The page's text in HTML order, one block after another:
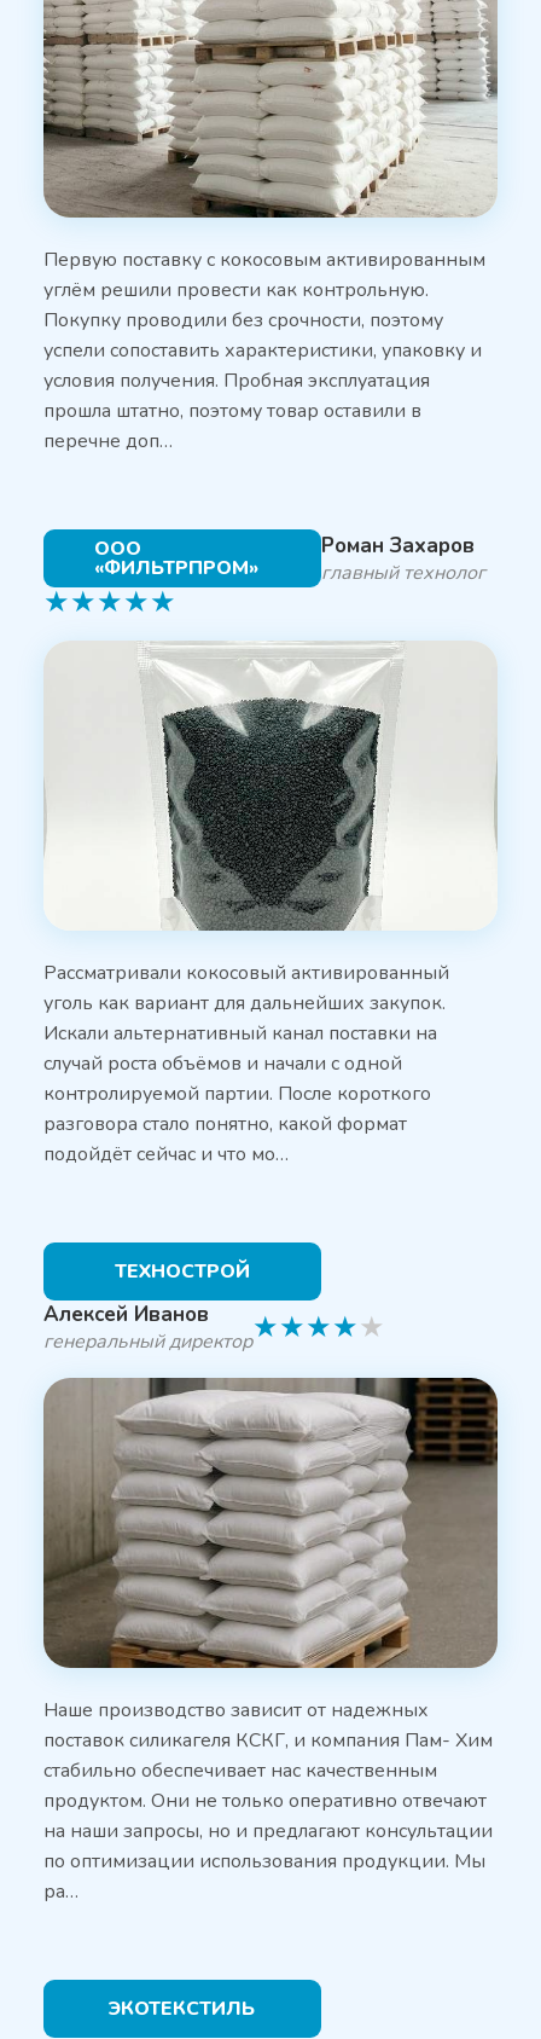
Первую поставку с кокосовым активированным
углём решили провести как контрольную.
Покупку проводили без срочности, поэтому
успели сопоставить характеристики, упаковку и
условия получения. Пробная эксплуатация
прошла штатно, поэтому товар оставили в
перечне доп…
ООО
«ФИЛЬТРПРОМ»
Роман Захаров
главный технолог
★★★★★
Рассматривали кокосовый активированный
уголь как вариант для дальнейших закупок.
Искали альтернативный канал поставки на
случай роста объёмов и начали с одной
контролируемой партии. После короткого
разговора стало понятно, какой формат
подойдёт сейчас и что мо…
ТЕХНОСТРОЙ
Алексей Иванов
генеральный директор★★★★★
Наше производство зависит от надежных
поставок силикагеля КСКГ, и компания Пам- Хим
стабильно обеспечивает нас качественным
продуктом. Они не только оперативно отвечают
на наши запросы, но и предлагают консультации
по оптимизации использования продукции. Мы
ра…
ЭКОТЕКСТИЛЬ